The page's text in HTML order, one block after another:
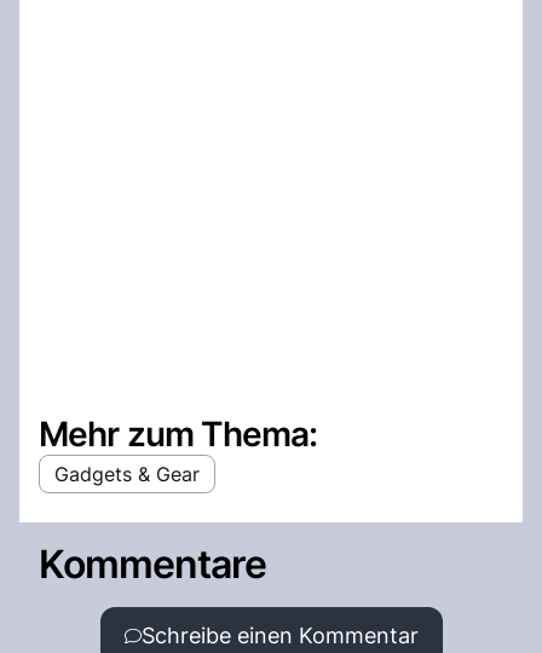
Mehr zum Thema:
Gadgets & Gear
Kommentare
Schreibe einen Kommentar